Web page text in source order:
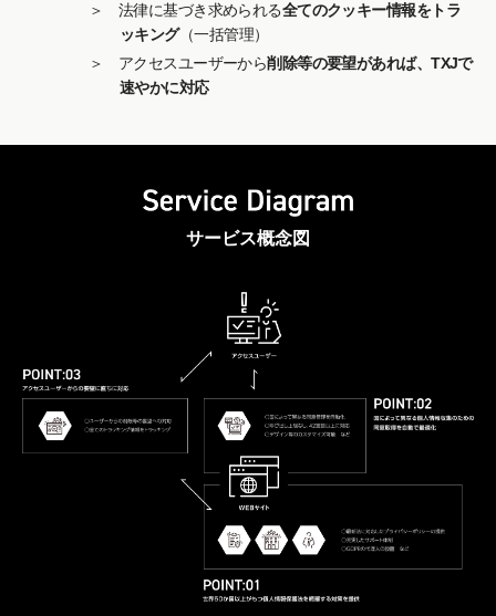
＞ 法律に基づき求められる全てのクッキー情報をトラ
ッキング（一括管理）
＞ アクセスユーザーから削除等の要望があれば、TXJで
速やかに対応
サービス概念図